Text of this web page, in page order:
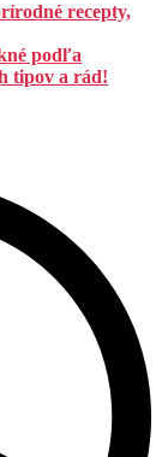
recepty,
podľa
tipov a rád!